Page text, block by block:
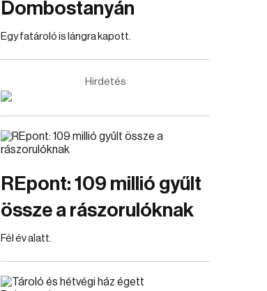
Dombostanyán
Egy fatároló is lángra kapott.
Hirdetés
REpont: 109 millió gyűlt
össze a rászorulóknak
Fél év alatt.